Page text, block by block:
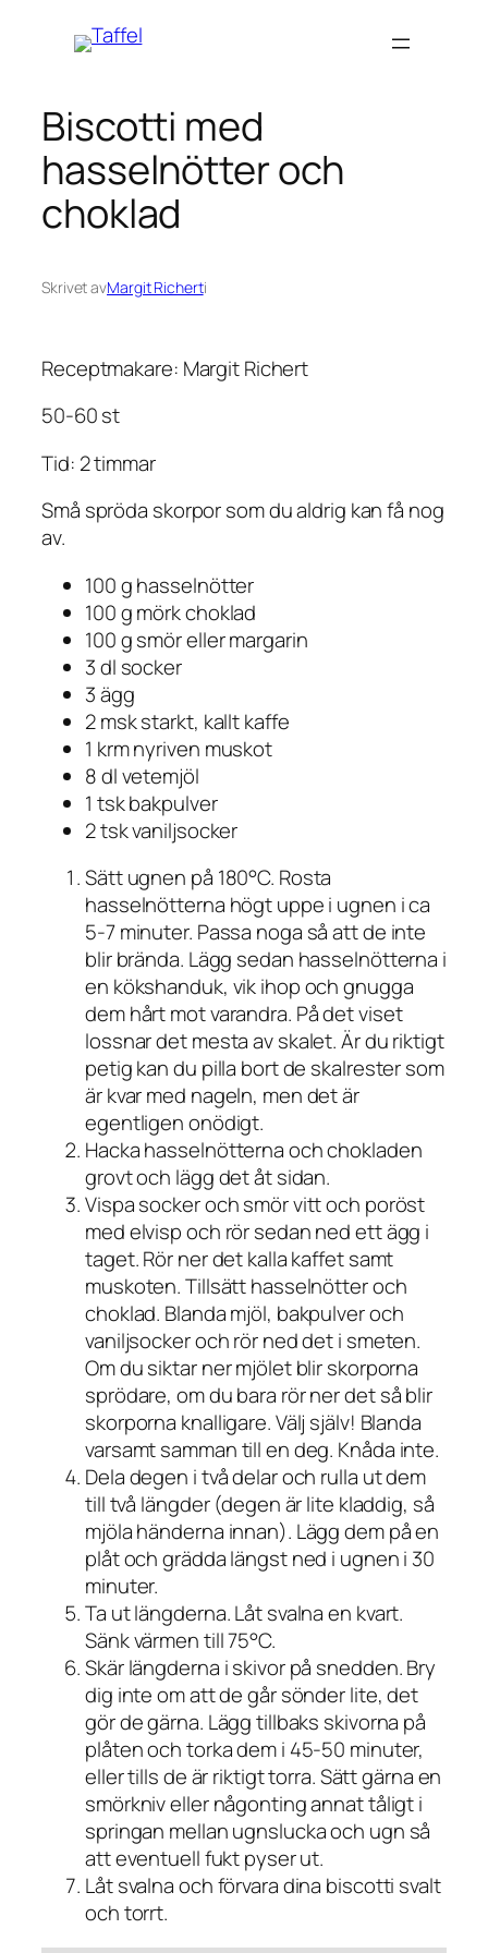
Biscotti med
hasselnötter och
choklad
Skrivet avMargit Richerti
Receptmakare: Margit Richert
50-60 st
Tid: 2 timmar
Små spröda skorpor som du aldrig kan få nog
av.
100 g hasselnötter
100 g mörk choklad
100 g smör eller margarin
3 dl socker
3 ägg
2 msk starkt, kallt kaffe
1 krm nyriven muskot
8 dl vetemjöl
1 tsk bakpulver
2 tsk vaniljsocker
Sätt ugnen på 180°C. Rosta
hasselnötterna högt uppe i ugnen i ca
5-7 minuter. Passa noga så att de inte
blir brända. Lägg sedan hasselnötterna i
en kökshanduk, vik ihop och gnugga
dem hårt mot varandra. På det viset
lossnar det mesta av skalet. Är du riktigt
petig kan du pilla bort de skalrester som
är kvar med nageln, men det är
egentligen onödigt.
Hacka hasselnötterna och chokladen
grovt och lägg det åt sidan.
Vispa socker och smör vitt och poröst
med elvisp och rör sedan ned ett ägg i
taget. Rör ner det kalla kaffet samt
muskoten. Tillsätt hasselnötter och
choklad. Blanda mjöl, bakpulver och
vaniljsocker och rör ned det i smeten.
Om du siktar ner mjölet blir skorporna
sprödare, om du bara rör ner det så blir
skorporna knalligare. Välj själv! Blanda
varsamt samman till en deg. Knåda inte.
Dela degen i två delar och rulla ut dem
till två längder (degen är lite kladdig, så
mjöla händerna innan). Lägg dem på en
plåt och grädda längst ned i ugnen i 30
minuter.
Ta ut längderna. Låt svalna en kvart.
Sänk värmen till 75°C.
Skär längderna i skivor på snedden. Bry
dig inte om att de går sönder lite, det
gör de gärna. Lägg tillbaks skivorna på
plåten och torka dem i 45-50 minuter,
eller tills de är riktigt torra. Sätt gärna en
smörkniv eller någonting annat tåligt i
springan mellan ugnslucka och ugn så
att eventuell fukt pyser ut.
Låt svalna och förvara dina biscotti svalt
och torrt.